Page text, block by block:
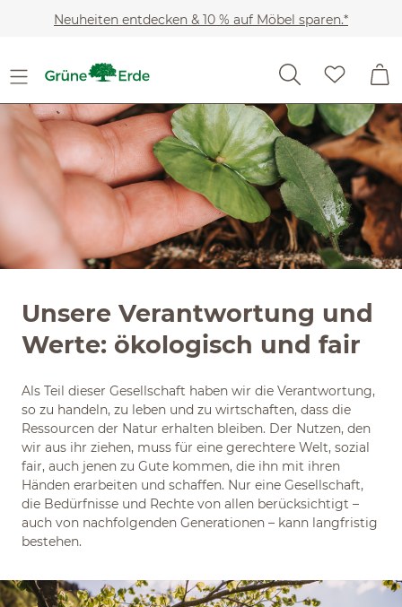
Zum Hauptinhalt springen
Neuheiten entdecken & 10 % auf Möbel sparen.*
Unsere Verantwortung und
Werte: ökologisch und fair
Als Teil dieser Gesellschaft haben wir die Verantwortung,
so zu handeln, zu leben und zu wirtschaften, dass die
Ressourcen der Natur erhalten bleiben. Der Nutzen, den
wir aus ihr ziehen, muss für eine gerechtere Welt, sozial
fair, auch jenen zu Gute kommen, die ihn mit ihren
Händen erarbeiten und schaffen. Nur eine Gesellschaft,
die Bedürfnisse und Rechte von allen berücksichtigt –
auch von nachfolgenden Generationen – kann langfristig
bestehen.